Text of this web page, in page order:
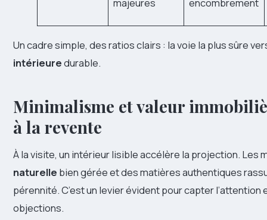
majeures
encombrement
Un cadre simple, des ratios clairs : la voie la plus sûre
intérieuredurable.
Minimalisme et valeur
à la revente
À la visite, un intérieur lisible accélère la projection. Les
naturelle bien gérée et des matières authentiques
pérennité. C’est un levier évident pour capter l’attention
objections.